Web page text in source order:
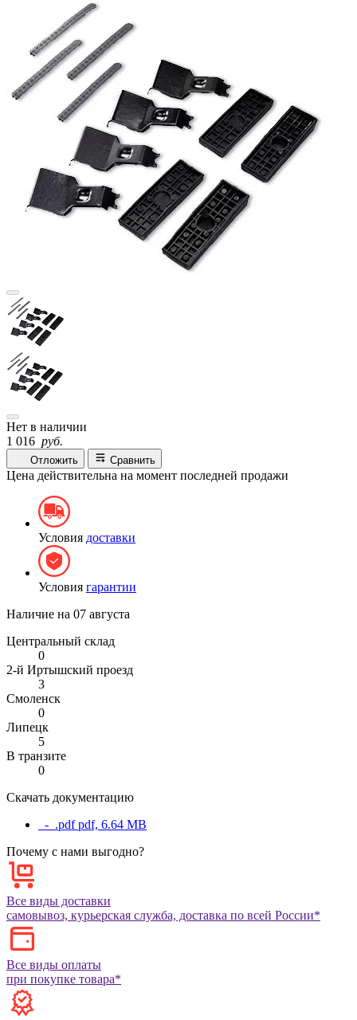
Нет в наличии
1 016 руб.
Отложить Сравнить
Цена действительна на момент последней продажи
Условия доставки
Условия гарантии
Наличие на 07 августа
Центральный склад
0
2-й Иртышский проезд
3
Смоленск
0
Липецк
5
В транзите
0
Скачать документацию
_-_.pdf pdf, 6.64 MB
Почему с нами выгодно?
Все виды доставки
самовывоз, курьерская служба, доставка по всей России*
Все виды оплаты
при покупке товара*